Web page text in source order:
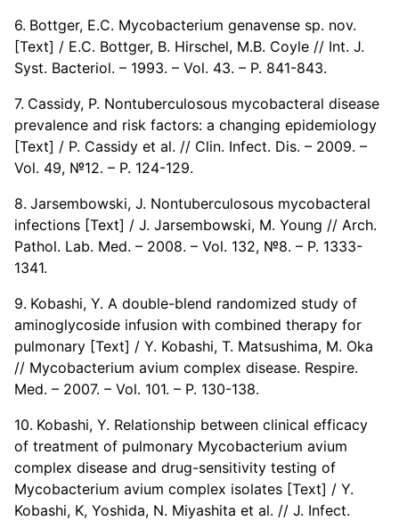
Bottger, E.C. Mycobacterium genavense sp. nov.
[Text] / E.C. Bottger, B. Hirschel, M.B. Coyle // Int. J.
Syst. Bacteriol. – 1993. – Vol. 43. – P. 841-843.
Cassidy, P. Nontuberculosous mycobacteral disease
prevalence and risk factors: a changing epidemiology
[Text] / P. Cassidy et al. // Clin. Infect. Dis. – 2009. –
Vol. 49, №12. – P. 124-129.
Jarsembowski, J. Nontuberculosous mycobacteral
infections [Text] / J. Jarsembowski, M. Young // Arch.
Pathol. Lab. Med. – 2008. – Vol. 132, №8. – P. 1333-
1341.
Kobashi, Y. A double-blend randomized study of
aminoglycoside infusion with combined therapy for
pulmonary [Text] / Y. Kobashi, T. Matsushima, M. Oka
// Mycobacterium avium complex disease. Respire.
Med. – 2007. – Vol. 101. – P. 130-138.
Kobashi, Y. Relationship between clinical efficacy
of treatment of pulmonary Mycobacterium avium
complex disease and drug-sensitivity testing of
Mycobacterium avium complex isolates [Text] / Y.
Kobashi, K, Yoshida, N. Miyashita et al. // J. Infect.